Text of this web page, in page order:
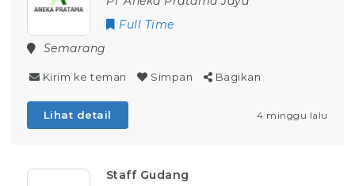
Full Time
Semarang
Kirim ke teman Simpan Bagikan
Lihat detail 4 minggu lalu
Staff Gudang